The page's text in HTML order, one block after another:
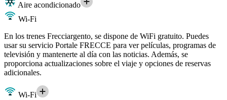
Aire acondicionado
Wi-Fi
En los trenes Frecciargento, se dispone de WiFi gratuito. Puedes
usar su servicio Portale FRECCE para ver películas, programas de
televisión y mantenerte al día con las noticias. Además, se
proporciona actualizaciones sobre el viaje y opciones de reservas
adicionales.
Wi-Fi